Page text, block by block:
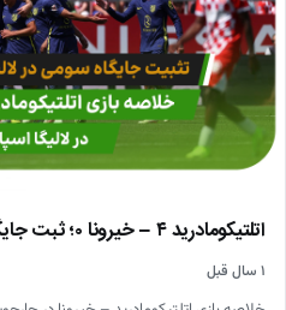
اتلتیکومادرید ۴ – خیرونا ۰؛ ثبت جایگاه سوم لالیگا
۱ سال قبل